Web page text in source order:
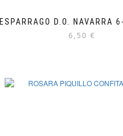
ESPARRAGO D.O. NAVARRA
6,50 €